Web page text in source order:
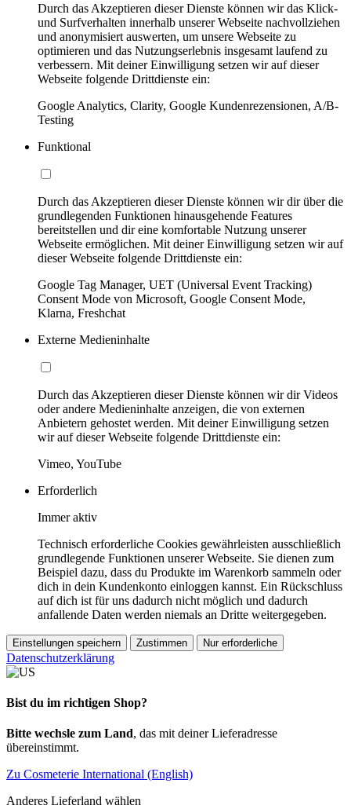
Durch das Akzeptieren dieser Dienste können wir das Klick-
und Surfverhalten innerhalb unserer Webseite nachvollziehen
und anonymisiert auswerten, um unsere Webseite zu
optimieren und das Nutzungserlebnis insgesamt laufend zu
verbessern. Mit deiner Einwilligung setzen wir auf dieser
Webseite folgende Drittdienste ein:
Google Analytics, Clarity, Google Kundenrezensionen, A/B-
Testing
Funktional
Durch das Akzeptieren dieser Dienste können wir dir über die
grundlegenden Funktionen hinausgehende Features
bereitstellen und dir eine komfortable Nutzung unserer
Webseite ermöglichen. Mit deiner Einwilligung setzen wir auf
dieser Webseite folgende Drittdienste ein:
Google Tag Manager, UET (Universal Event Tracking)
Consent Mode von Microsoft, Google Consent Mode,
Klarna, Freshchat
Externe Medieninhalte
Durch das Akzeptieren dieser Dienste können wir dir Videos
oder andere Medieninhalte anzeigen, die von externen
Anbietern gehostet werden. Mit deiner Einwilligung setzen
wir auf dieser Webseite folgende Drittdienste ein:
Vimeo, YouTube
Erforderlich
Immer aktiv
Technisch erforderliche Cookies gewährleisten ausschließlich
grundlegende Funktionen unserer Webseite. Sie dienen zum
Beispiel dazu, dass du Produkte im Warenkorb sammeln oder
dich in dein Kundenkonto einloggen kannst. Ein Rückschluss
auf dich ist für uns dadurch nicht möglich und dadurch
anfallende Daten werden niemals an Dritte weitergegeben.
Einstellungen speichern Zustimmen Nur erforderliche
Datenschutzerklärung
Bist du im richtigen Shop?
Bitte wechsle zum Land, das mit deiner Lieferadresse
übereinstimmt.
Zu Cosmeterie International (English)
Anderes Lieferland wählen